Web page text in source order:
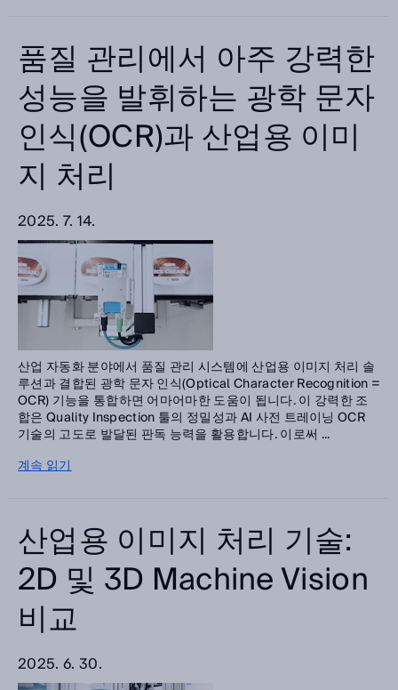
품질 관리에서 아주 강력한
성능을 발휘하는 광학 문자
인식(OCR)과 산업용 이미
지 처리
2025. 7. 14.
산업 자동화 분야에서 품질 관리 시스템에 산업용 이미지 처리 솔
루션과 결합된 광학 문자 인식(Optical Character Recognition =
OCR) 기능을 통합하면 어마어마한 도움이 됩니다. 이 강력한 조
합은 Quality Inspection 툴의 정밀성과 AI 사전 트레이닝 OCR
기술의 고도로 발달된 판독 능력을 활용합니다. 이로써 ...
계속 읽기
산업용 이미지 처리 기술:
2D 및 3D Machine Vision
비교
2025. 6. 30.